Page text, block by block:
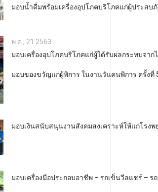
มอบน้ำดื่มพร้อมเครื่องอุปโภคบริโภคแก่ผู้ประสบ
พ.ค., 21 2563
มอบเครื่องอุปโภคบริโภคแก่ผู้ได้รับผลกระทบจาก
มอบของขวัญแก่ผู้พิการ ในงานวันคนพิการ ครั้งที่
มอบเงินสนับสนุนงานสังคมสงเคราะห์ให้แก่โรง
มอบเครื่องมือประกอบอาชีพ – รถเข็นวีลแชร์ –